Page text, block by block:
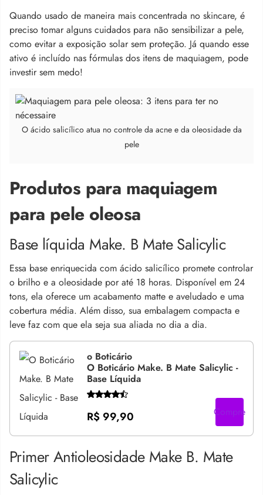
Quando usado de maneira mais concentrada no skincare, é
preciso tomar alguns cuidados para não sensibilizar a pele,
como evitar a exposição solar sem proteção. Já quando esse
ativo é incluído nas fórmulas dos itens de maquiagem, pode
investir sem medo!
O ácido salicílico atua no controle da acne e da oleosidade da
pele
Produtos para maquiagem
para pele oleosa
Base líquida Make. B Mate Salicylic
Essa base enriquecida com ácido salicílico promete controlar
o brilho e a oleosidade por até 18 horas. Disponível em 24
tons, ela oferece um acabamento matte e aveludado e uma
cobertura média. Além disso, sua embalagem compacta e
leve faz com que ela seja sua aliada no dia a dia.
o Boticário
O Boticário Make. B Mate Salicylic -
Base Líquida
R$ 99,90 Compre
Primer Antioleosidade Make B. Mate
Salicylic